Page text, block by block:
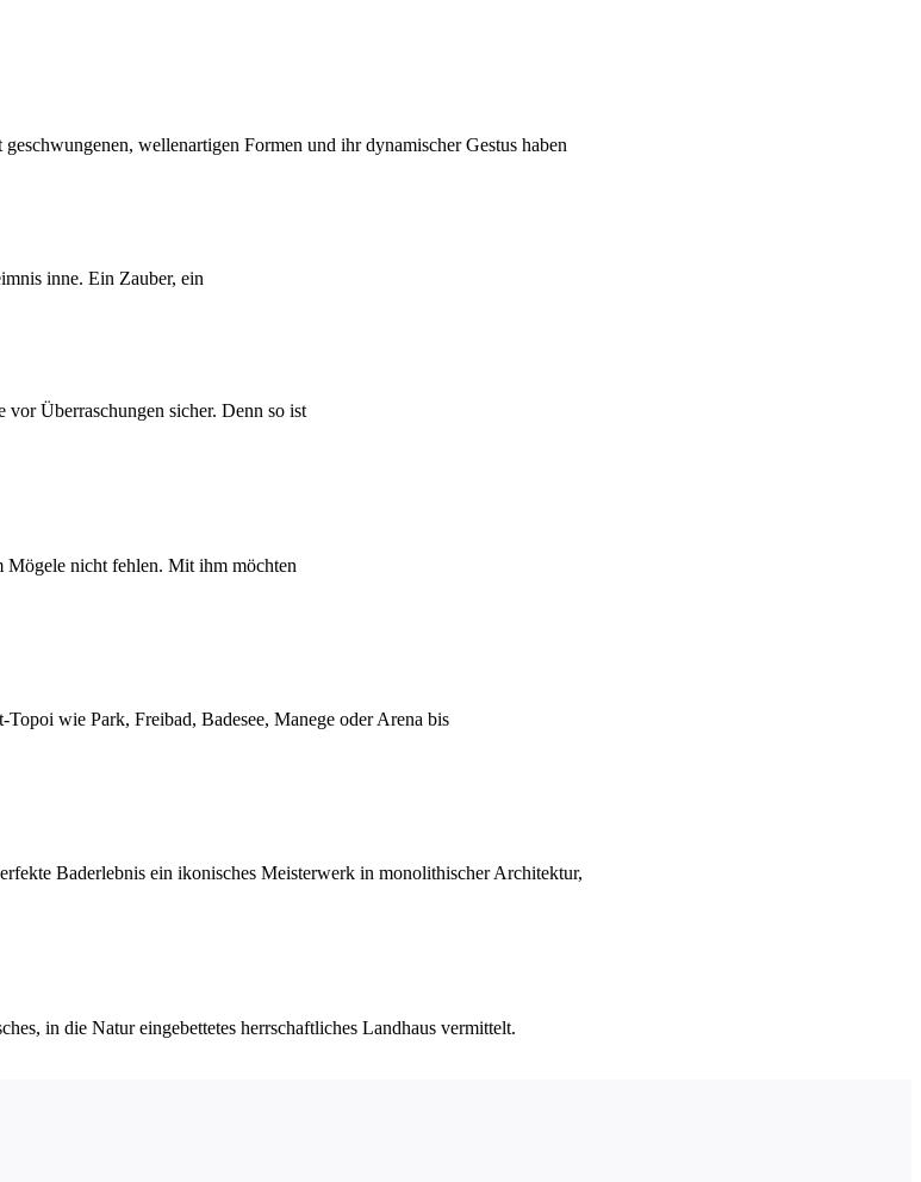
wellenartigen Formen und ihr dynamischer Gestus haben
inne. Ein Zauber, ein
Überraschungen sicher. Denn so ist
nicht fehlen. Mit ihm möchten
wie Park, Freibad, Badesee, Manege oder Arena bis
Baderlebnis ein ikonisches Meisterwerk in monolithischer Architektur,
in die Natur eingebettetes herrschaftliches Landhaus vermittelt.